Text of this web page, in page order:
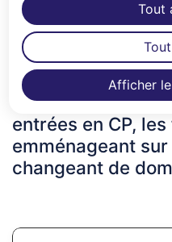
Afficher
Tout
L'inscription
simplifier le lien
périscolaire. Les
d'inscription
scolarisations à
entrées en CP,
emménageant
changeant de